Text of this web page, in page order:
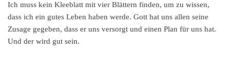
Ich muss kein Kleeblatt mit vier Blättern finden, um zu wissen,
dass ich ein gutes Leben haben werde. Gott hat uns allen seine
Zusage gegeben, dass er uns versorgt und einen Plan für uns hat.
Und der wird gut sein.